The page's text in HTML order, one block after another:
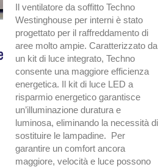
Il ventilatore da soffitto Techno
Westinghouse per interni è stato
progettato per il raffreddamento di
aree molto ampie. Caratterizzato da
un kit di luce integrato, Techno
consente una maggiore efficienza
energetica. Il kit di luce LED a
risparmio energetico garantisce
un’illuminazione duratura e
luminosa, eliminando la necessità di
sostituire le lampadine. Per
garantire un comfort ancora
maggiore, velocità e luce possono